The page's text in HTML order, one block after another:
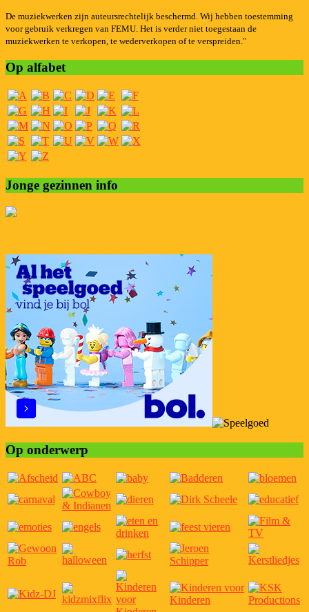
De muziekwerken zijn auteursrechtelijk beschermd. Wij hebben toestemming
voor gebruik verkregen van FEMU. Het is verder niet toegestaan de
muziekwerken te verkopen, te wederverkopen of te verspreiden."
Op alfabet
Jonge gezinnen info
Op onderwerp